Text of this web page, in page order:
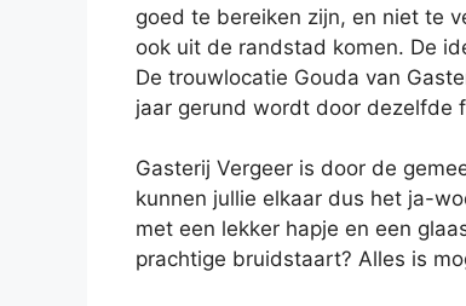
goed te bereiken zijn, en niet te
ook uit de randstad komen. De
De trouwlocatie Gouda van
jaar gerund wordt door dezelfde
Gasterij Vergeer is door de
kunnen jullie elkaar dus het ja-
met een lekker hapje en een
prachtige bruidstaart? Alles is